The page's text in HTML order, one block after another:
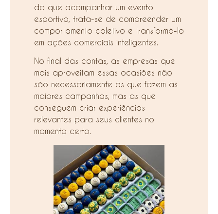
do que acompanhar um evento
esportivo, trata-se de compreender um
comportamento coletivo e transformá-lo
em ações comerciais inteligentes.
No final das contas, as empresas que
mais aproveitam essas ocasiões não
são necessariamente as que fazem as
maiores campanhas, mas as que
conseguem criar experiências
relevantes para seus clientes no
momento certo.